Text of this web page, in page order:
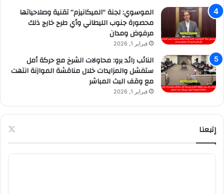
الموسوي: لجنة “الميكانيزم” تقنية وصلاحياتها
محصورة جنوب الليطاني وأي طرح خارج ذلك
مرفوض ومدان
فبراير 1, 2026
النائب رائد برو: محاولات الشرخ مع حركة أمل
ستفشل والمزايدات خلال مناقشة الموازنة انتهت
مع وقف البث المباشر
فبراير 1, 2026
إتبعنا